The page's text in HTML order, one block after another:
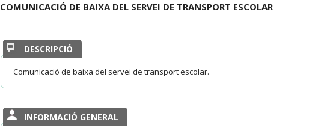
COMUNICACIÓ DE BAIXA DEL SERVEI DE TRANSPORT ESCOLAR
DESCRIPCIÓ
Comunicació de baixa del servei de transport escolar.
INFORMACIÓ GENERAL